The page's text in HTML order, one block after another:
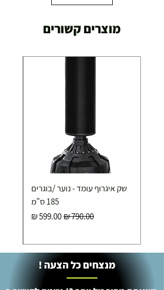
מוצרים קשורים
שק איגרוף עומד - נוער /בוגרים
185 ס"מ
מחיר רגילמחיר מבצע
מנצחים כל הצעה !